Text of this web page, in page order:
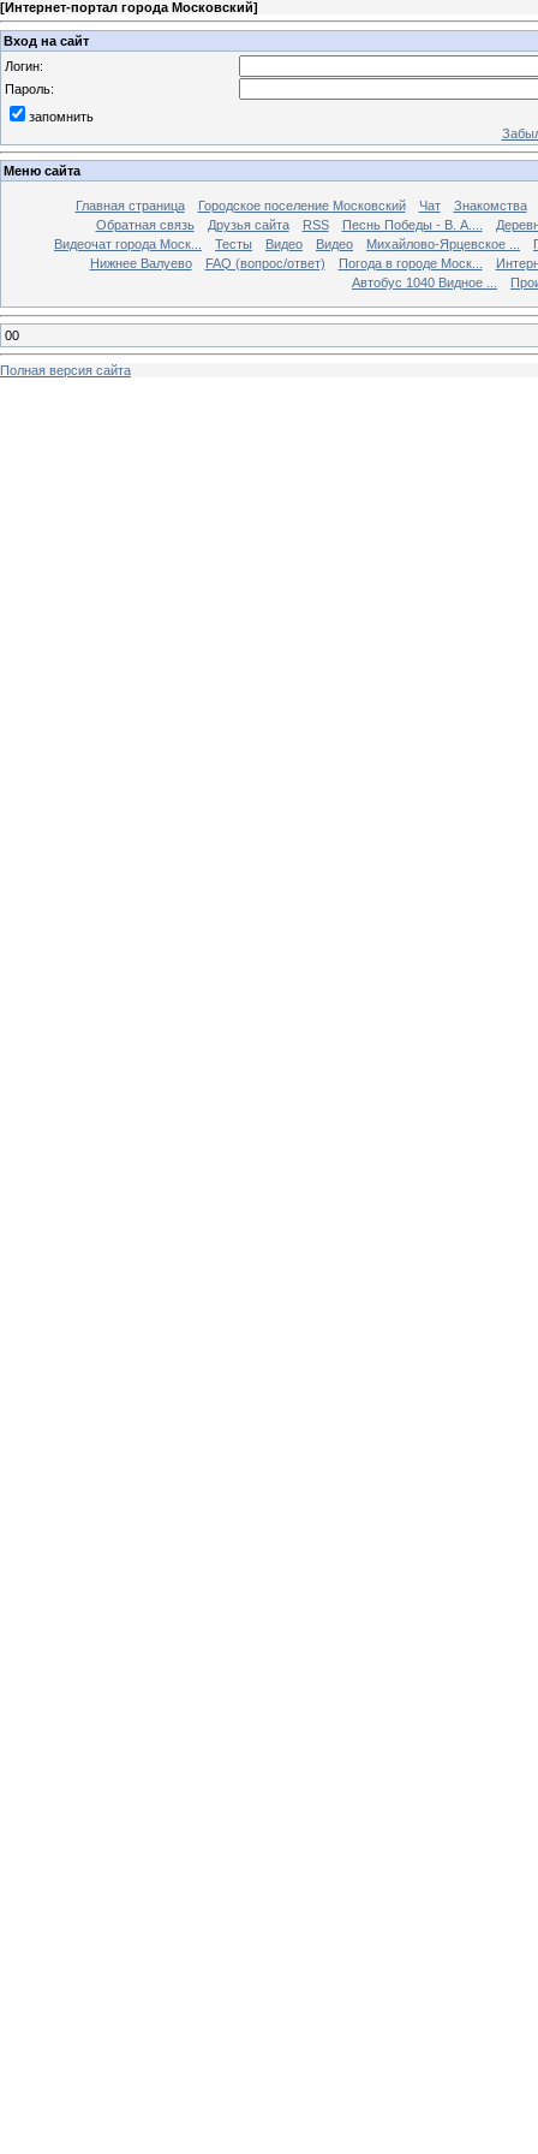
[Интернет-портал города Московский]
Вход на сайт
Логин:
Пароль:
запомнить
Меню сайта
Главная страница Городское поселение Московский Чат
Знакомства
Обратная связь
Друзья сайта RSS Песнь Победы - В. А....
Видеочат города Моск...
Тесты Видео Видео Михайлово-Ярцевское ...
Нижнее Валуево
FAQ (вопрос/ответ) Погода в городе Моск...
Автобус 1040 Видное ...
00
Полная версия сайта